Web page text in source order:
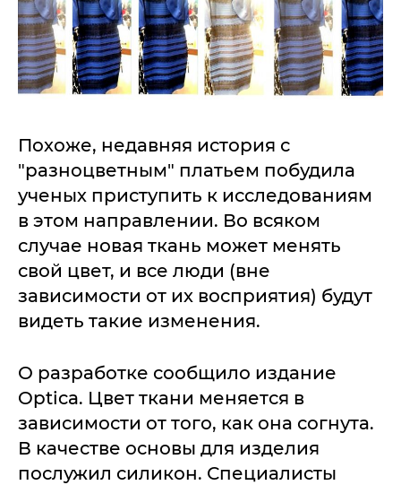
Похоже, недавняя история с
"разноцветным" платьем побудила
ученых приступить к исследованиям
в этом направлении. Во всяком
случае новая ткань может менять
свой цвет, и все люди (вне
зависимости от их восприятия) будут
видеть такие изменения.
О разработке сообщило издание
Optica. Цвет ткани меняется в
зависимости от того, как она согнута.
В качестве основы для изделия
послужил силикон. Специалисты